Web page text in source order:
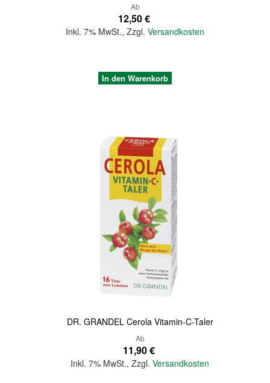
Ab
12,50 €
Inkl. 7% MwSt., Zzgl. Versandkosten
In den Warenkorb
DR. GRANDEL Cerola Vitamin-C-Taler
Ab
11,90 €
Inkl. 7% MwSt.,Zzgl.Versandkosten